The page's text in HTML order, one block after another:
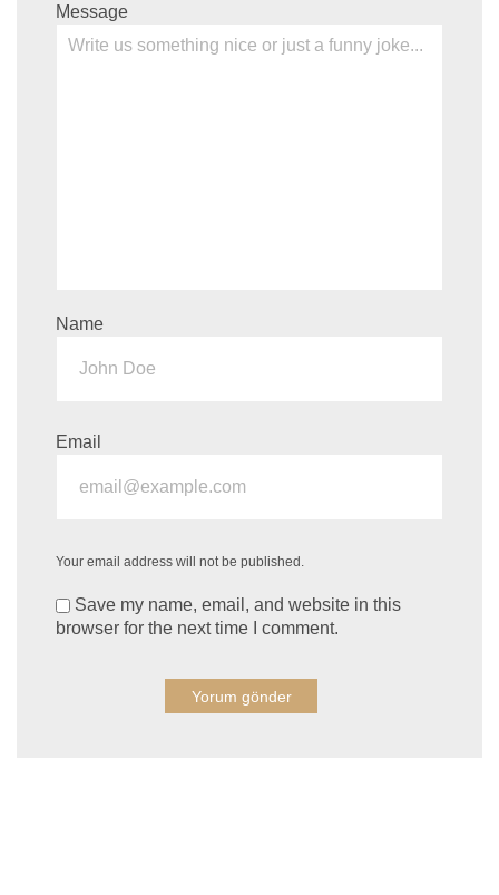
Message
Name
Email
Your email address will not be published.
Save my name, email, and website in this
browser for the next time I comment.